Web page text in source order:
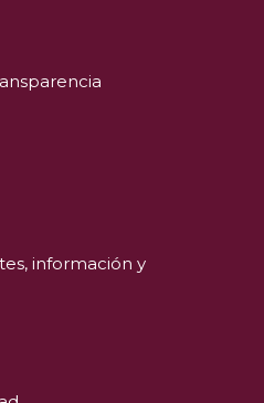
información y